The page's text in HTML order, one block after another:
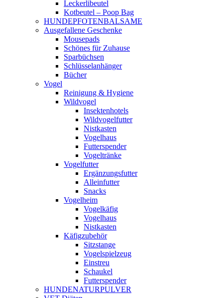
Leckerlibeutel
Kotbeutel – Poop Bag
HUNDEPFOTENBALSAME
Ausgefallene Geschenke
Mousepads
Schönes für Zuhause
Sparbüchsen
Schlüsselanhänger
Bücher
Vogel
Reinigung & Hygiene
Wildvogel
Insektenhotels
Wildvogelfutter
Nistkasten
Vogelhaus
Futterspender
Vogeltränke
Vogelfutter
Ergänzungsfutter
Alleinfutter
Snacks
Vogelheim
Vogelkäfig
Vogelhaus
Nistkasten
Käfigzubehör
Sitzstange
Vogelspielzeug
Einstreu
Schaukel
Futterspender
HUNDENATURPULVER